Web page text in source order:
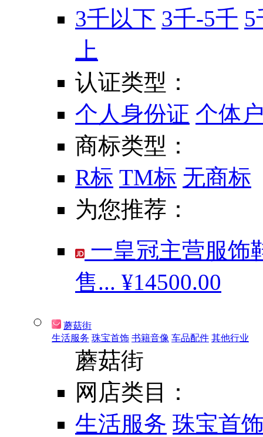
3千以下 3千-5千 5
上
认证类型：
个人身份证 个体
商标类型：
R标 TM标 无商标
为您推荐：
一皇冠主营服饰
售... ¥14500.00
蘑菇街
生活服务 珠宝首饰 书籍音像 车品配件 其他行业
蘑菇街
网店类目：
生活服务 珠宝首